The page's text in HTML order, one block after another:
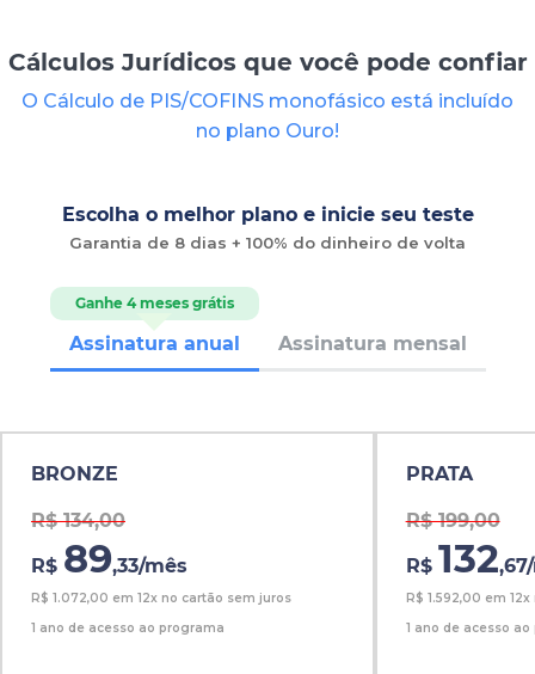
Cálculos Jurídicos que você pode confiar
O Cálculo de PIS/COFINS monofásico está incluído
no plano Ouro!
Escolha o melhor plano e inicie seu teste
Garantia de 8 dias + 100% do dinheiro de volta
Ganhe 4 meses grátis
Assinatura anual Assinatura mensal
BRONZE
R$ 134,00
R$ 89,33/mês
R$ 1.072,00 em 12x no cartão sem juros
1 ano de acesso ao programa
PRATA
R$ 199,00
R$ 132,67
R$ 1.592,00 em
1 ano de acesso